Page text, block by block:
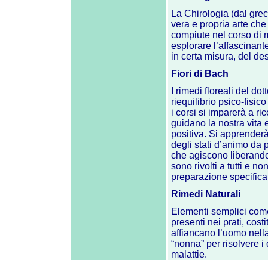
La Chirologia (dal
vera e propria arte
compiute nel corso di
esplorare
in certa misura, del
Fiori di Bach
I rimedi floreali del
riequilibrio psico-
i corsi si imparerà a
guidano la nostra vita
positiva. Si
degli stati d’animo da
che agiscono
sono rivolti a tutti e
preparazione
Rimedi Naturali
Elementi semplici
presenti nei prati,
affiancano l’uomo
“nonna” per risolvere
malattie.